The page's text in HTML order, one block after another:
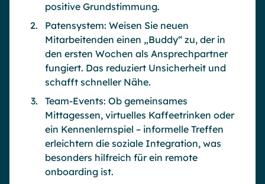
positive Grundstimmung.
Patensystem: Weisen Sie neuen
Mitarbeitenden einen „Buddy“ zu, der in
den ersten Wochen als Ansprechpartner
fungiert. Das reduziert Unsicherheit und
schafft schneller Nähe.
Team-Events: Ob gemeinsames
Mittagessen, virtuelles Kaffeetrinken oder
ein Kennenlernspiel – informelle Treffen
erleichtern die soziale Integration, was
besonders hilfreich für ein remote
onboarding ist.